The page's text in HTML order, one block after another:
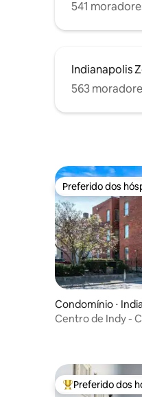
541
Indianapolis
563
Preferido dos
Preferido dos
Condomínio ⋅
Centro de Indy -
Entre os
Preferido dos